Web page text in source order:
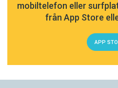
mobiltelefon eller
från App Store
APP